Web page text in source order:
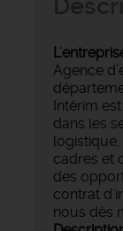
Agence
Intérim
dans les
cadres et
des
contrat
nous dès